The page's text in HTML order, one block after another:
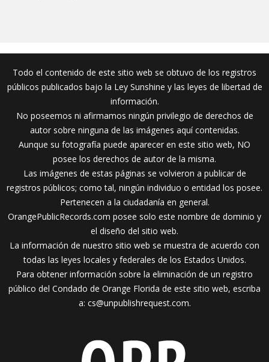
Todo el contenido de este sitio web se obtuvo de los registros
públicos publicados bajo la Ley Sunshine y las leyes de libertad de
información.
No poseemos ni afirmamos ningún privilegio de derechos de
autor sobre ninguna de las imágenes aquí contenidas.
Aunque su fotografía puede aparecer en este sitio web, NO
posee los derechos de autor de la misma.
Las imágenes de estas páginas se volvieron a publicar de
registros públicos; como tal, ningún individuo o entidad los posee.
Pertenecen a la ciudadanía en general.
OrangePublicRecords.com posee solo este nombre de dominio y
el diseño del sitio web.
La información de nuestro sitio web se muestra de acuerdo con
todas las leyes locales y federales de los Estados Unidos.
Para obtener información sobre la eliminación de un registro
público del Condado de Orange Florida de este sitio web, escriba
a: cs@unpublishrequest.com.